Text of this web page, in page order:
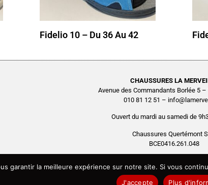
Fidelio 10 – Du 36 Au 42
CHAUSSURES LA
Avenue des Commandants Borlée 5
010 81 12 51 –
Ouvert du mardi au samedi de
Chaussures Quertémont
BCE0416.261.048
Site réalisé par
garantir la meilleure expérience sur notre site. Si vous
J'accepte
Plus